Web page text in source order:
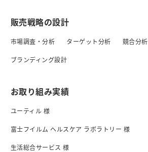
販売戦略の設計
市場調査・分析 ターゲット分析 競合分析
ブランディング設計
お取り組み実績
ユーティル 様
富士フイルム ヘルスケア ラボラトリー 様
生活総合サービス 様